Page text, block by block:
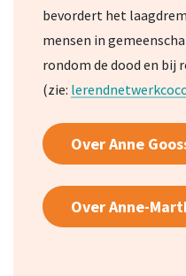
bevordert het
mensen in
rondom de dood en bij
(zie:
Over Anne
Over Anne-